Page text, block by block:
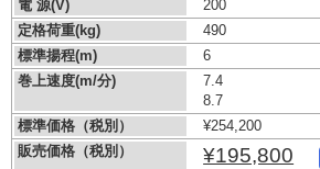
電 源(V)
200
定格荷重(kg)
490
標準揚程(m)
6
巻上速度(m/分)
7.4
8.7
標準価格（税別）
¥254,200
販売価格（税別）
¥195,800